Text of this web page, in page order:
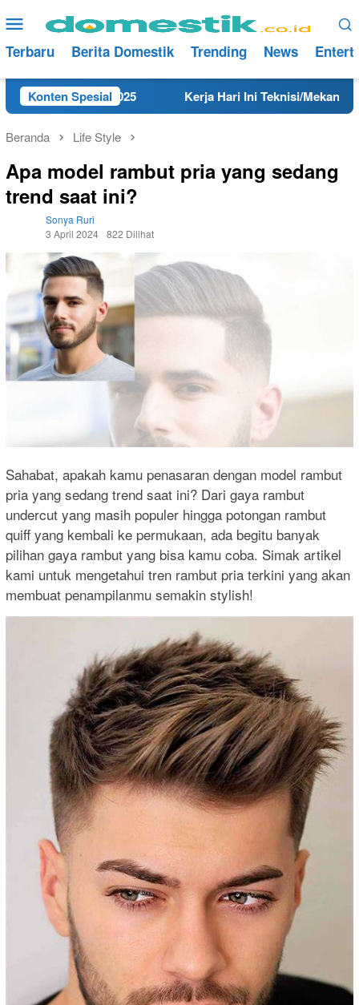
ke
konten
Menu
Mobile
Terbaru Berita Domestik Trending News
Konten Spesial
Tahun 2025 Kerja Hari Ini Teknisi/Mekanik DAMRI
Beranda Life Style
Apa model rambut pria yang sedang
trend saat ini?
Sonya Ruri
3 April 2024 822 Dilihat
Sahabat, apakah kamu penasaran dengan model rambut
pria yang sedang trend saat ini? Dari gaya rambut
undercut yang masih populer hingga potongan rambut
quiff yang kembali ke permukaan, ada begitu banyak
pilihan gaya rambut yang bisa kamu coba. Simak artikel
kami untuk mengetahui tren rambut pria terkini yang akan
membuat penampilanmu semakin stylish!